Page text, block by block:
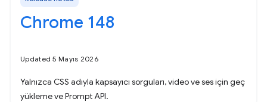
Chrome 148
Updated 5 Mayıs 2026
Yalnızca CSS adıyla kapsayıcı sorguları, video ve ses için geç
yükleme ve Prompt API.